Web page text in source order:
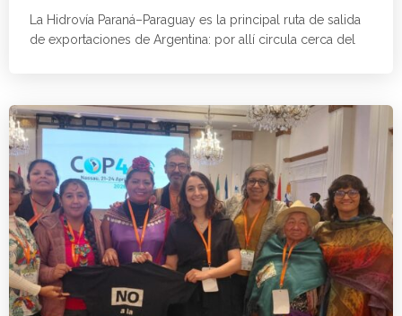
La Hidrovía Paraná–Paraguay es la principal ruta de salida
de exportaciones de Argentina: por allí circula cerca del